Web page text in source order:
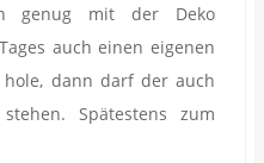
genug mit der Deko
auch einen eigenen
dann darf der auch
Spätestens zum